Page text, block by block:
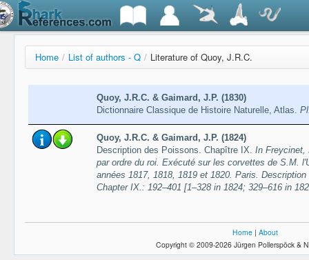
Home / List of authors - Q / Literature of Quoy, J.R.C.
Quoy, J.R.C. & Gaimard, J.P. (1830)
Dictionnaire Classique de Histoire Naturelle, Atlas.
Quoy, J.R.C. & Gaimard, J.P. (1824)
Description des Poissons. Chapître IX. In Freycinet,
par ordre du roi. Exécuté sur les corvettes de S.M.
années 1817, 1818, 1819 et 1820. Paris.
Chapter IX.: 192–401 [1–328 in 1824; 329–616 in
Home | About
Copyright © 2009-2026 Jürgen Pollerspöck &